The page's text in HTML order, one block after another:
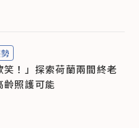
笑！」探索荷蘭兩間終老
齡照護可能